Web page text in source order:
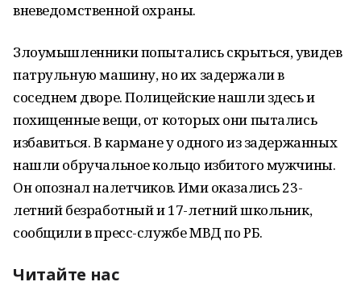
вневедомственной охраны.
Злоумышленники попытались скрыться, увидев
патрульную машину, но их задержали в
соседнем дворе. Полицейские нашли здесь и
похищенные вещи, от которых они пытались
избавиться. В кармане у одного из задержанных
нашли обручальное кольцо избитого мужчины.
Он опознал налетчиков. Ими оказались 23-
летний безработный и 17-летний школьник,
сообщили в пресс-службе МВД по РБ.
Читайте нас